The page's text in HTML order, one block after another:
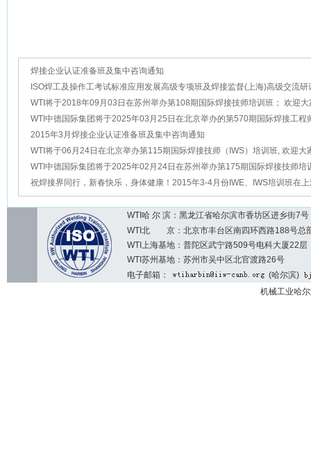
焊接企业认证准备班及集中咨询通知
ISO焊工及操作工考试标准应用发展高级专项班及焊接监督(上海)高级交流研
2019年6月27日至28日.上海
WTI将于2018年09月03日在苏州举办第108期国际焊接技师培训班； 欢迎大
名！
WTI中德国际集团将于2025年03月25日在北京举办的第570期国际焊接工程
培训班， 欢迎大家踊跃报名！
2015年3月焊接企业认证准备班及集中咨询通知
WTI将于06月24日在北京举办第115期国际焊接技师（IWS）培训班, 欢迎大
名！
WTI中德国际集团将于2025年02月24日在苏州举办第175期国际焊接技师培
迎大家踊跃报名！
祝焊接界同行，新春快乐，身体健康！2015年3-4月份IWE、IWS培训班在
WTI哈 尔 滨：黑龙江省哈尔滨市香坊区进乡街
WTI北 京：北京市丰台区南四环西路188号总
WTI上海基地：普陀区武宁路509号电科大厦22层
WTI苏州基地：苏州市吴中区北官渡路26号
电子邮箱：
(哈尔滨)
机械工业哈